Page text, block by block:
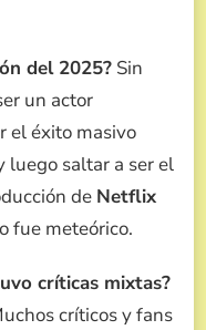
del 2025? Sin
un actor
el éxito masivo
luego saltar a ser el
de Netflix
fue meteórico.
críticas mixtas?
críticos y fans